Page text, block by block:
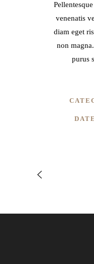
venenatis
diam eget
non
purus